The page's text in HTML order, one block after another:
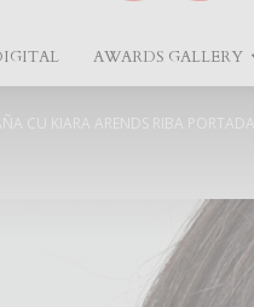
AWARDS GALLERY
CU KIARA ARENDS RIBA PORTADA